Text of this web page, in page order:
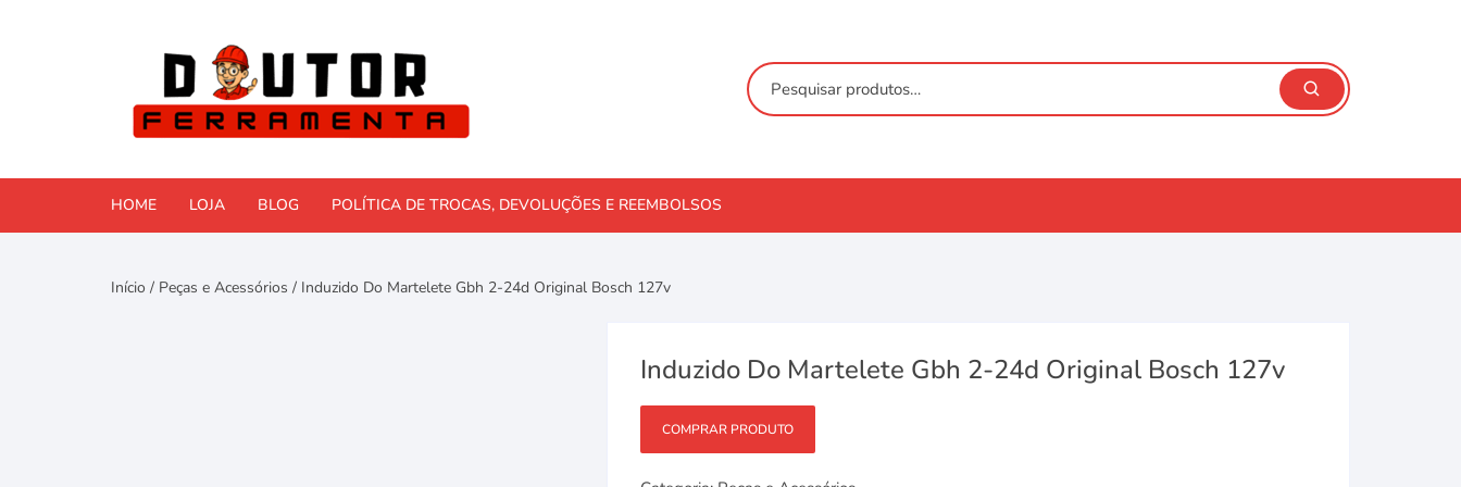
HOME LOJA BLOG POLÍTICA DE TROCAS, DEVOLUÇÕES E REEMBOLSOS
Início / Peças e Acessórios / Induzido Do Martelete Gbh 2-24d Original Bosch 127v
Induzido Do Martelete Gbh 2-24d Original Bosch 127v
COMPRAR PRODUTO